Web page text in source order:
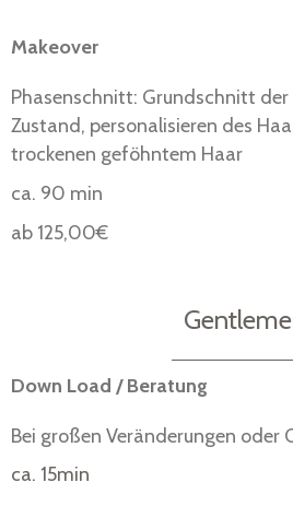
Makeover
Phasenschnitt: Grundschnitt der
Zustand, personalisieren des
trockenen geföhntem Haar
ca. 90 min
ab 125,00€
Down Load / Beratung
Bei großen Veränderungen oder
ca. 15min